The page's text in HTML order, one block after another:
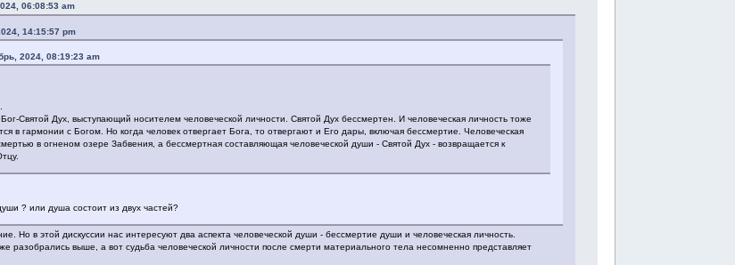
06:08:53 am
14:15:57 pm
2024, 08:19:23 am
Святой Дух, выступающий носителем человеческой личности. Святой Дух бессмертен. И человеческая личность тоже
в гармонии с Богом. Но когда человек отвергает Бога, то отвергают и Его дары, включая бессмертие. Человеческая
в огненом озере Забвения, а бессмертная составляющая человеческой души - Святой Дух - возвращается к
? или душа состоит из двух частей?
Но в этой дискуссии нас интересуют два аспекта человеческой души - бессмертие души и человеческая личность.
разобрались выше, а вот судьба человеческой личности после смерти материального тела несомненно представляет